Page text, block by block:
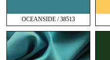
OCEANSIDE / 38513